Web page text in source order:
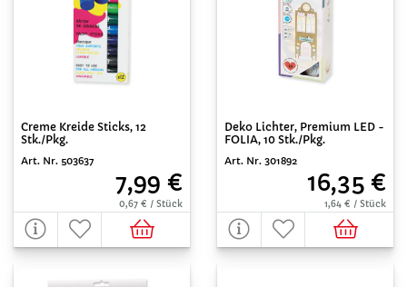
Creme Kreide Sticks, 12
Stk./Pkg.
Art. Nr. 503637
7,99 €
0,67 € / Stück
Deko Lichter, Premium LED -
FOLIA, 10 Stk./Pkg.
Art. Nr. 301892
16,35 €
1,64 € / Stück